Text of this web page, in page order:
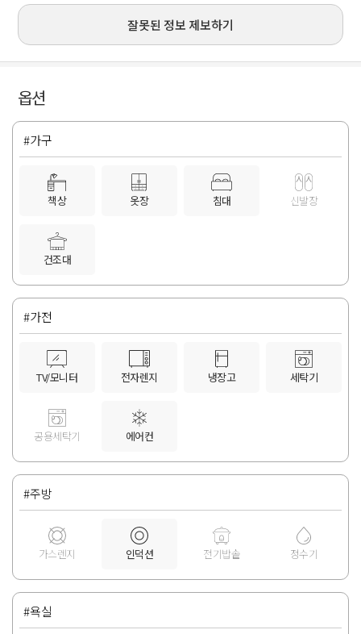
잘못된 정보 제보하기
옵션
#가구
책상 옷장 침대 신발장
건조대
#가전
TV/모니터 전자렌지 냉장고 세탁기
공용세탁기 에어컨
#주방
가스렌지 인덕션 전기밥솥 정수기
#욕실